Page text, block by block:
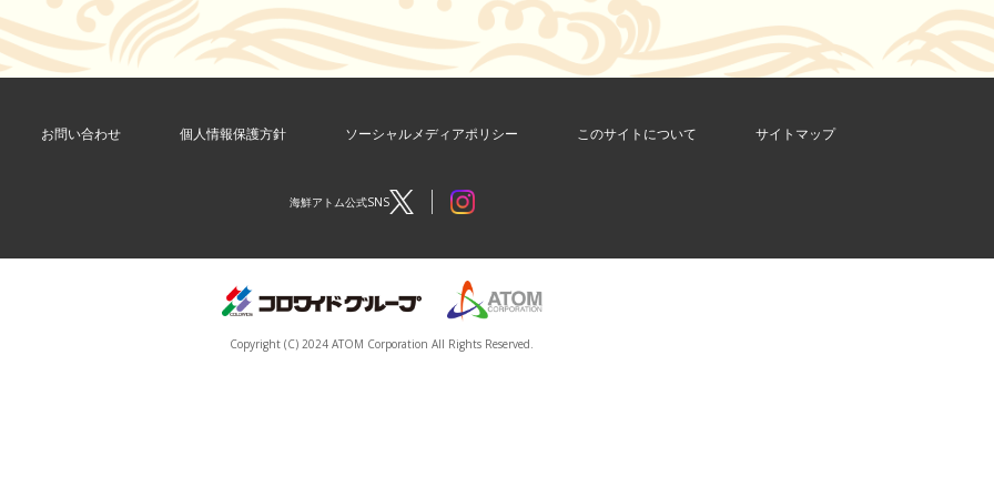
お問い合わせ 個人情報保護方針 ソーシャルメディアポリシー このサイトについて サイトマップ
海鮮アトム公式SNS
Copyright (C) 2024 ATOM Corporation All Rights Reserved.